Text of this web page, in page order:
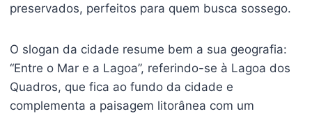
preservados, perfeitos para quem busca sossego.
O slogan da cidade resume bem a sua geografia:
“Entre o Mar e a Lagoa”, referindo-se à Lagoa dos
Quadros, que fica ao fundo da cidade e
complementa a paisagem litorânea com um